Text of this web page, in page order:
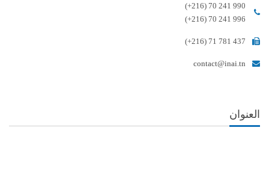
(+216) 70 241 990
(+216) 70 241 996
(+216) 71 781 437
contact@inai.tn
العنوان